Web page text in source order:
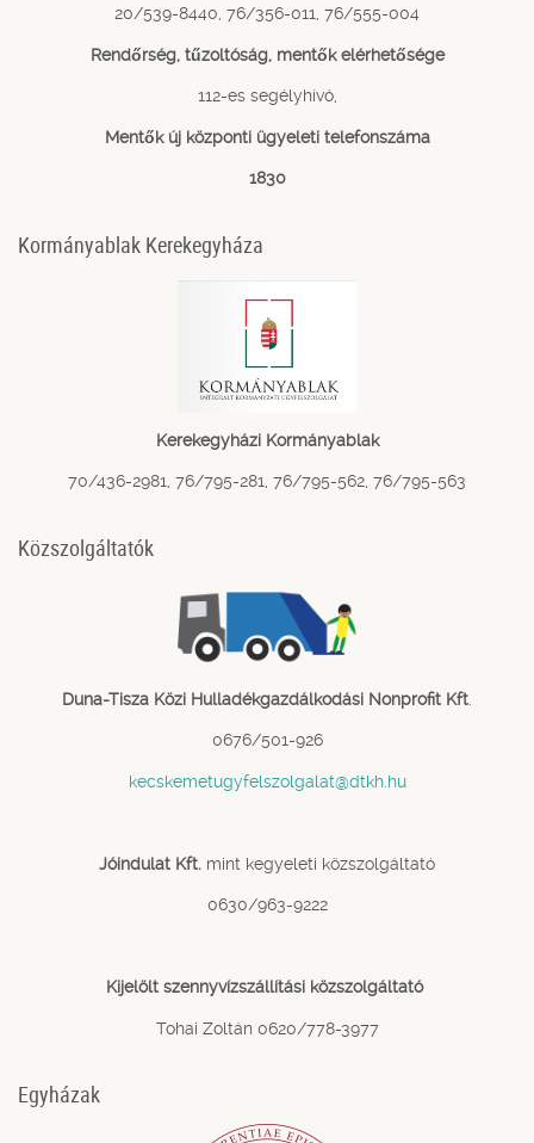
20/539-8440, 76/356-011, 76/555-004
Rendőrség, tűzoltóság, mentők elérhetősége
112-es segélyhívó,
Mentők új központi ügyeleti telefonszáma
1830
Kormányablak Kerekegyháza
Kerekegyházi Kormányablak
70/436-2981, 76/795-281, 76/795-562, 76/795-563
Közszolgáltatók
Duna-Tisza Közi Hulladékgazdálkodási Nonprofit Kft
0676/501-926
kecskemetugyfelszolgalat@dtkh.hu
Jóindulat Kft. mint kegyeleti közszolgáltató
0630/963-9222
Kijelölt szennyvízszállítási közszolgáltató
Tohai Zoltán 0620/778-3977
Egyházak